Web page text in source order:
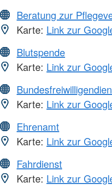
Beratung zur
Karte: Link zur
Blutspende
Karte: Link zur
Karte: Link zur
Ehrenamt
Karte: Link zur
Fahrdienst
Karte: Link zur